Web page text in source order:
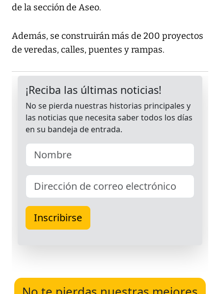
de la sección de Aseo.
Además, se construirán más de 200 proyectos
de veredas, calles, puentes y rampas.